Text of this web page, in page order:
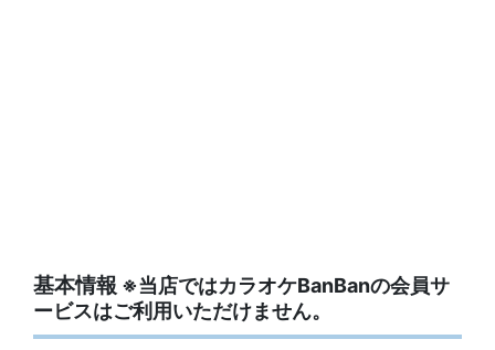
基本情報 ※当店ではカラオケBanBanの会員サ
ービスはご利用いただけません。